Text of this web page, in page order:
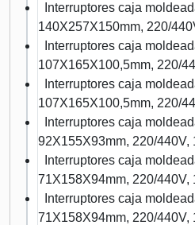
Interruptores caja
140X257X150mm, 220/
Interruptores caja
107X165X100,5mm, 220/
Interruptores caja
107X165X100,5mm, 220/
Interruptores caja
92X155X93mm, 220/440V,
Interruptores caja
71X158X94mm, 220/440V,
Interruptores caja
71X158X94mm, 220/440V,